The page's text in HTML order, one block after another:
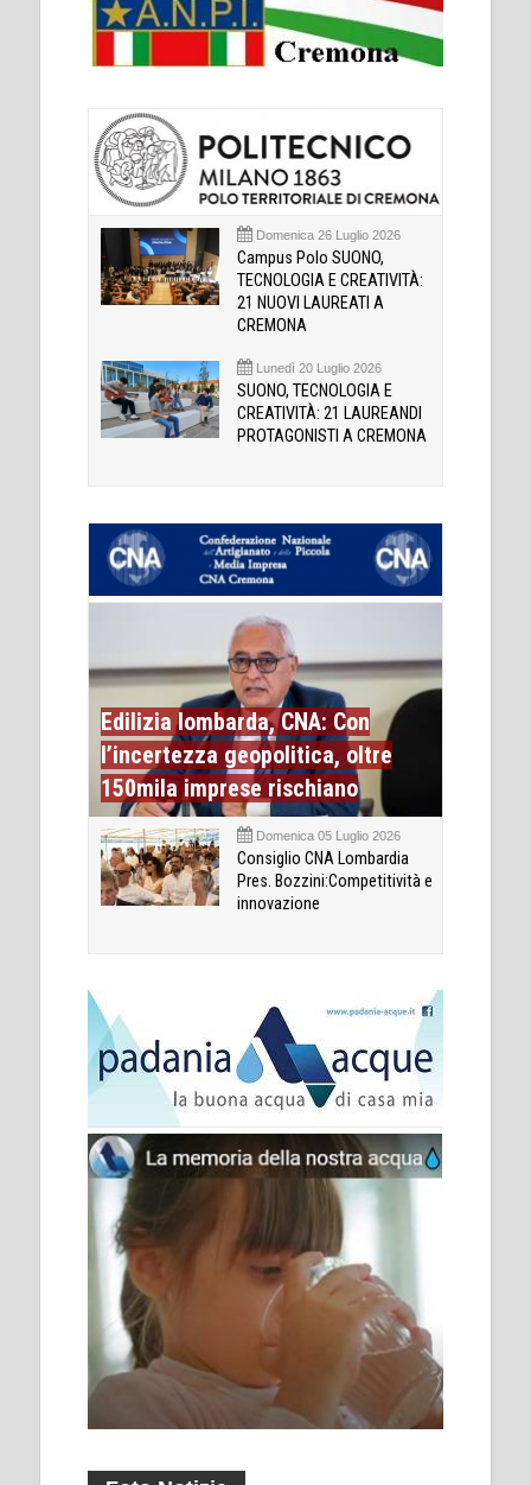
Domenica 26 Luglio 2026
Campus Polo SUONO,
TECNOLOGIA E CREATIVITÀ:
21 NUOVI LAUREATI A
CREMONA
Lunedì 20 Luglio 2026
SUONO, TECNOLOGIA E
CREATIVITÀ: 21 LAUREANDI
PROTAGONISTI A CREMONA
Edilizia lombarda, CNA: Con
l’incertezza geopolitica, oltre
150mila imprese rischiano
Domenica 05 Luglio 2026
Consiglio CNA Lombardia
Pres. Bozzini:Competitività e
innovazione